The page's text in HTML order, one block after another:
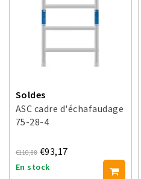
Soldes
ASC cadre d'échafaudage
75-28-4
€110,88 €93,17
En stock